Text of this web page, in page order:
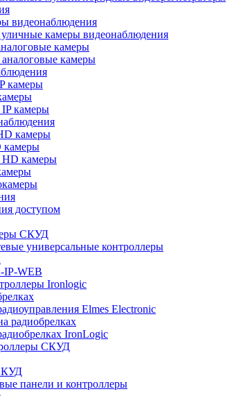
видеонаблюдения
камеры видеонаблюдения
камеры
камеры
камеры
камеры
камеры
камеры
камеры
доступом
СКУД
универсальные контроллеры
WEB
Ironlogic
Elmes Electronic
радиобрелках
IronLogic
СКУД
панели и контроллеры